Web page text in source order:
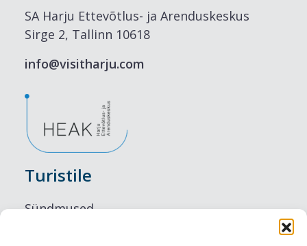
SA Harju Ettevõtlus- ja Arenduskeskus
Sirge 2, Tallinn 10618
info@visitharju.com
Turistile
Sündmused